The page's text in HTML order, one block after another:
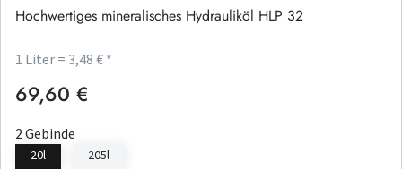
Hochwertiges mineralisches Hydrauliköl HLP 32
1 Liter = 3,48 € *
Regulärer Preis:
69,60 €
2 Gebinde
20l 205l